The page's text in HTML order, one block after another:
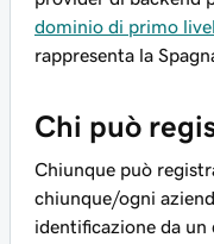
dominio di primo
rappresenta la
Chi può
Chiunque può
chiunque/ogni
identificazione da